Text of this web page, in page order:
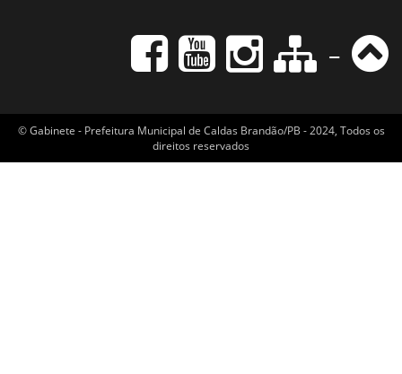
-
© Gabinete - Prefeitura Municipal de Caldas Brandão/PB - 2024, Todos os
direitos reservados